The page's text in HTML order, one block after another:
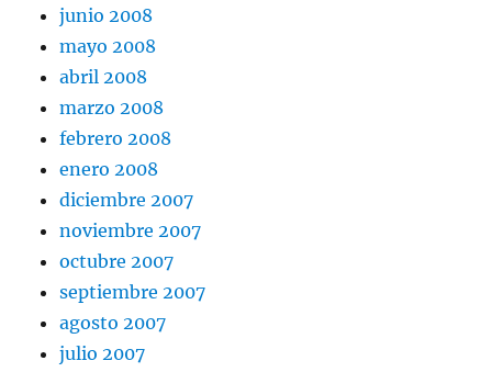
junio 2008
mayo 2008
abril 2008
marzo 2008
febrero 2008
enero 2008
diciembre 2007
noviembre 2007
octubre 2007
septiembre 2007
agosto 2007
julio 2007